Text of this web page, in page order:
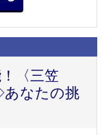
〈三笠
なたの挑